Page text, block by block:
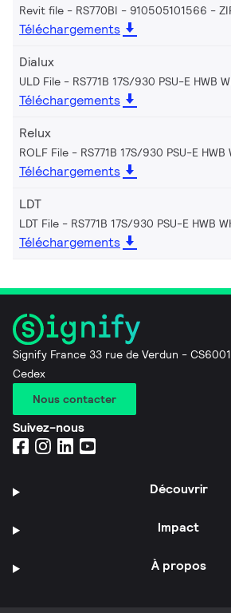
Revit file - RS770BI - 910505101566
Téléchargements
Dialux
ULD File - RS771B 17S/930 PSU-E HWB
Téléchargements
Relux
ROLF File - RS771B 17S/930 PSU-E HWB
Téléchargements
LDT
LDT File - RS771B 17S/930 PSU-E HWB
Téléchargements
Signify France 33 rue de Verdun -
Cedex
Nous contacter
Suivez-nous
Découvrir
Impact
À propos